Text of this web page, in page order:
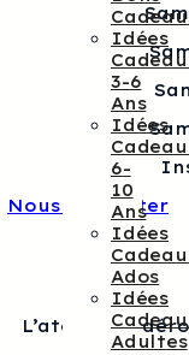
Idées
3-6
Ans
Idées
6-
10
Ans
Idées
Ados
Idées
Adultes
Nous contacter
L’atelier se